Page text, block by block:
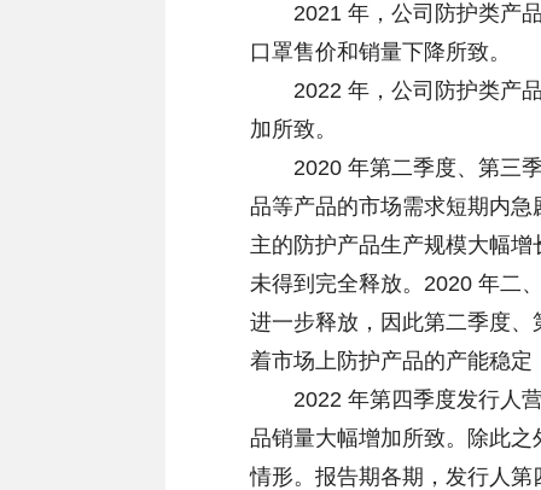
2021 年，公司防护类产品
口罩售价和销量下降所致。
2022 年，公司防护类产品
加所致。
2020 年第二季度、第三季
品等产品的市场需求短期内
主的防护产品生产规模大幅
未得到完全释放。2020 年二
进一步释放，因此第二季度
着市场上防护产品的产能稳
2022 年第四季度发行人营
品销量大幅增加所致。除此
情形。报告期各期，发行人